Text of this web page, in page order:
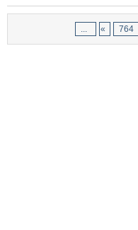
... « 764